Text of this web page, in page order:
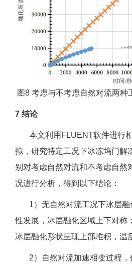
图8 考虑与不考虑自然对流两种
7 结论
本文利用FLUENT软件进行
拟，研究特定工况下冰冻坞门解
别对考虑自然对流和不考虑自然
况进行分析，得到以下结论：
1）无自然对流工况下冰层融
性发展，冰层融化区域上下对称
冰层融化形状呈现上部堆积，温
2）自然对流加速相变过程，